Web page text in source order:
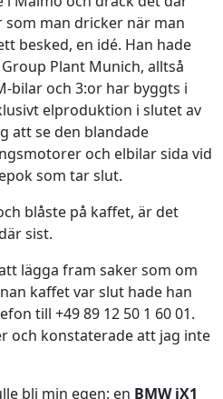
man dricker när man
besked, en idé. Han hade
Plant Munich, alltså
bilar och 3:or har byggts i
elproduktion i slutet av
att se den blandade
och elbilar sida vid
som tar slut.
blåste på kaffet, är det
sist.
lägga fram saker som om
kaffet var slut hade han
till +49 89 12 50 1 60 01.
och konstaterade att jag inte
bli min egen: en BMW iX1